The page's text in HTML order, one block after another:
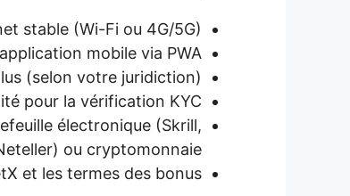
stable (Wi-Fi ou 4G/5G).
mobile via PWA.
(selon votre juridiction).
pour la vérification KYC.
électronique (Skrill,
ou cryptomonnaie.
et les termes des bonus.